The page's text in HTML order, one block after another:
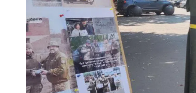
ПОЛІЦІЯ ПОЛТАВЩИНИ РОЗШУКУЄ 62-
ЛЮДМИЛУ ТИМЧЕНКО
26 листопада 2025 0